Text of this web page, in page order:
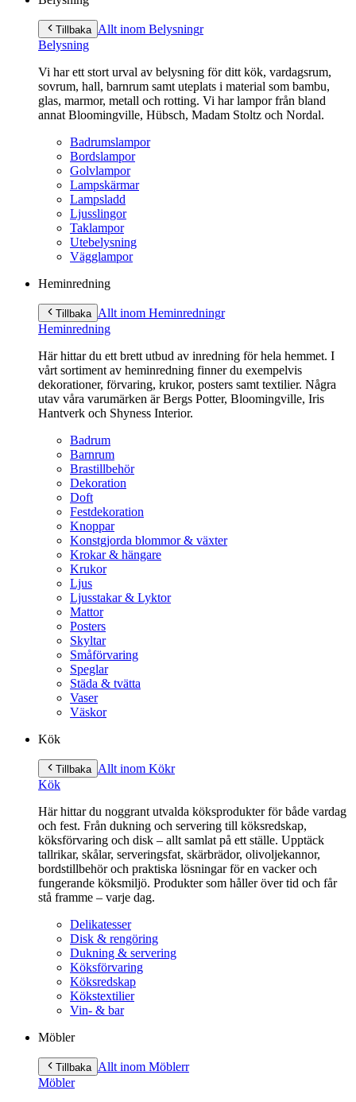
Tillbaka Allt inom Belysningr
Belysning
Vi har ett stort urval av belysning för ditt kök, vardagsrum,
sovrum, hall, barnrum samt uteplats i material som bambu,
glas, marmor, metall och rotting. Vi har lampor från bland
annat Bloomingville, Hübsch, Madam Stoltz och Nordal.
Badrumslampor
Bordslampor
Golvlampor
Lampskärmar
Lampsladd
Ljusslingor
Taklampor
Utebelysning
Vägglampor
Heminredning
Tillbaka Allt inom Heminredningr
Heminredning
Här hittar du ett brett utbud av inredning för hela hemmet. I
vårt sortiment av heminredning finner du exempelvis
dekorationer, förvaring, krukor, posters samt textilier. Några
utav våra varumärken är Bergs Potter, Bloomingville, Iris
Hantverk och Shyness Interior.
Badrum
Barnrum
Brastillbehör
Dekoration
Doft
Festdekoration
Knoppar
Konstgjorda blommor & växter
Krokar & hängare
Krukor
Ljus
Ljusstakar & Lyktor
Mattor
Posters
Skyltar
Småförvaring
Speglar
Städa & tvätta
Vaser
Väskor
Kök
Tillbaka Allt inom Kökr
Kök
Här hittar du noggrant utvalda köksprodukter för både vardag
och fest. Från dukning och servering till köksredskap,
köksförvaring och disk – allt samlat på ett ställe. Upptäck
tallrikar, skålar, serveringsfat, skärbrädor, olivoljekannor,
bordstillbehör och praktiska lösningar för en vacker och
fungerande köksmiljö. Produkter som håller över tid och får
stå framme – varje dag.
Delikatesser
Disk & rengöring
Dukning & servering
Köksförvaring
Köksredskap
Kökstextilier
Vin- & bar
Möbler
Tillbaka Allt inom Möblerr
Möbler